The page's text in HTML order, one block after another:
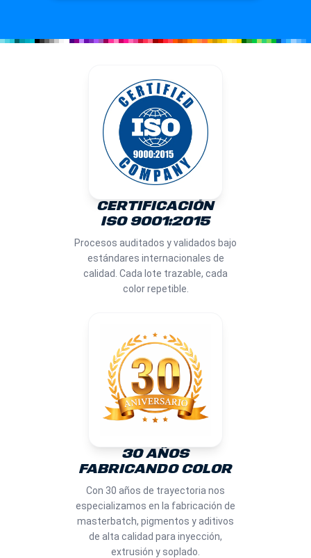
CERTIFICACIÓN
ISO 9001:2015
Procesos auditados y validados bajo
estándares internacionales de
calidad. Cada lote trazable, cada
color repetible.
30 AÑOS
FABRICANDO COLOR
Con 30 años de trayectoria nos
especializamos en la fabricación de
masterbatch, pigmentos y aditivos
de alta calidad para inyección,
extrusión y soplado.